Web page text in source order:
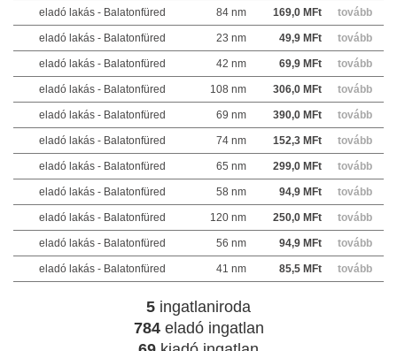
eladó lakás - Balatonfüred 84 nm 169,0 MFt tovább
eladó lakás - Balatonfüred 23 nm 49,9 MFt tovább
eladó lakás - Balatonfüred 42 nm 69,9 MFt tovább
eladó lakás - Balatonfüred 108 nm 306,0 MFt tovább
eladó lakás - Balatonfüred 69 nm 390,0 MFt tovább
eladó lakás - Balatonfüred 74 nm 152,3 MFt tovább
eladó lakás - Balatonfüred 65 nm 299,0 MFt tovább
eladó lakás - Balatonfüred 58 nm 94,9 MFt tovább
eladó lakás - Balatonfüred 120 nm 250,0 MFt tovább
eladó lakás - Balatonfüred 56 nm 94,9 MFt tovább
eladó lakás - Balatonfüred 41 nm 85,5 MFt tovább
5 ingatlaniroda
784eladó ingatlan